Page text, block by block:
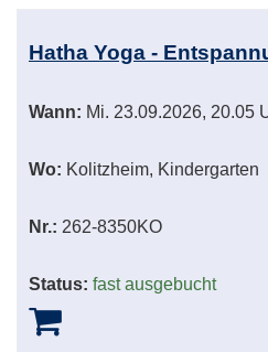
Hatha Yoga -
Wann: Mi. 23.09.2026, 20.05
Wo: Kolitzheim, Kindergarten
Nr.: 262-8350KO
Status: fast ausgebucht